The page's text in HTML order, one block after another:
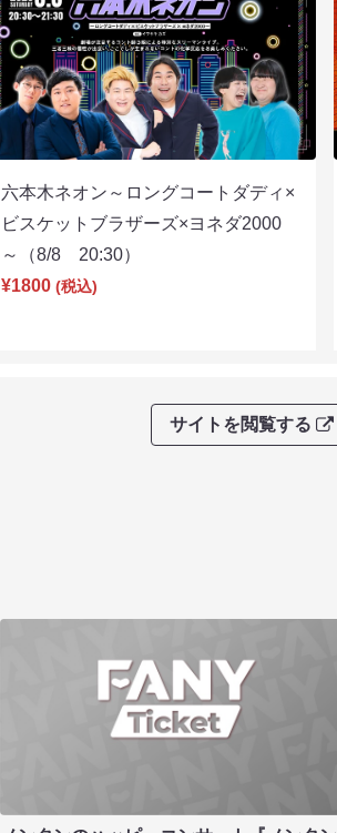
六本木ネオン～ロングコートダディ×
ビスケットブラザーズ×ヨネダ2000
～（8/8 20:30）
¥1800 (税込)
サイトを閲覧する